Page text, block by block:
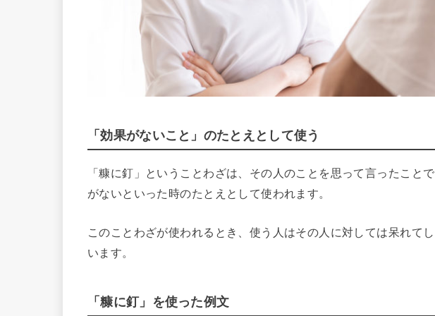
「効果がないこと」のたとえとして使う
「糠に釘」ということわざは、その人のことを思って言ったこと
がないといった時のたとえとして使われます。
このことわざが使われるとき、使う人はその人に対しては呆れて
います。
「糠に釘」を使った例文